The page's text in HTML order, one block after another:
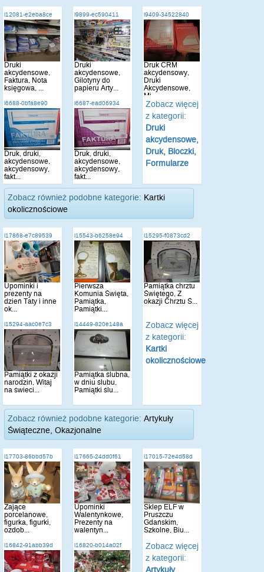
i12081-e2eba8ce
Druki
akcydensowe,
Faktura, Nota
księgowa, ...
i9899-ec590411
Druki
akcydensowe,
Gilotyny do
papieru Arty...
i9409-34522840
Druk CRM
akcydensowy,
Druki
Akcydensowe,
Mi...
i6688-0bfa8e90
Druk, druki,
akcydensowe,
akcydensowy,
fakt...
i6687-ead06934
Druk, druki,
akcydensowe,
akcydensowy,
fakt...
Zobacz więcej
z kategorii:
Druki
akcydensowe,
Druk, Bloczki,
Formularze
Zobacz również podobne kategorie: Kartki
okolicznościowe
i17868-e7c89539
Upominki i
prezenty na
dzień Taty i inne
ok...
i15543-b6258e94
Pierwsza
Komunia Święta,
Pamiątka,
Pamiątki...
i15295-f0873cd2
Pamiątka chrztu
Świętego, Z
okazji Chrztu Ś...
i15294-aac0e7c3
Pamiątki z okazji
narodzin, Witaj
na świeci...
i14449-820e148a
Pamiątka ślubna,
w dniu ślubu,
Pamiątki ślu...
Zobacz więcej
z kategorii:
Kartki
okolicznościowe
Zobacz również podobne kategorie: Artykuły
Świąteczne, Okazjonalne
i17703-86bbd57b
Zające
porcelanowe,
figurka, figurki,
ozdob...
i17665-24dd0f61
Upominki
Walentynkowe,
Prezenty na
walentyn...
i17015-72e4d58d
Sklep ELF w
Pruszczu
Gdańskim,
Szkolne, Biu...
i16842-91abb39d i16820-b014a02f
Zobacz więcej
z kategorii:
Artykuły